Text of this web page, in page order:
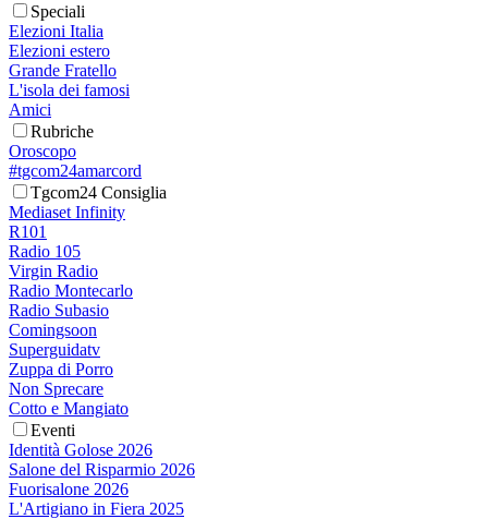
Speciali
Elezioni Italia
Elezioni estero
Grande Fratello
L'isola dei famosi
Amici
Rubriche
Oroscopo
#tgcom24amarcord
Tgcom24 Consiglia
Mediaset Infinity
R101
Radio 105
Virgin Radio
Radio Montecarlo
Radio Subasio
Comingsoon
Superguidatv
Zuppa di Porro
Non Sprecare
Cotto e Mangiato
Eventi
Identità Golose 2026
Salone del Risparmio 2026
Fuorisalone 2026
L'Artigiano in Fiera 2025